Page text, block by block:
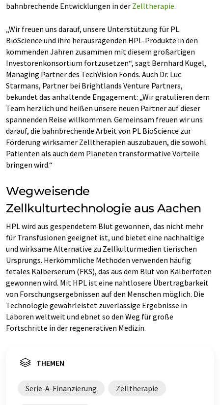
bahnbrechende Entwicklungen in der Zelltherapie.
„Wir freuen uns darauf, unsere Unterstützung für PL
BioScience und ihre herausragenden HPL-Produkte in den
kommenden Jahren zusammen mit diesem großartigen
Investorenkonsortium fortzusetzen“, sagt Bernhard Kugel,
Managing Partner des TechVision Fonds. Auch Dr. Luc
Starmans, Partner bei Brightlands Venture Partners,
bekundet das anhaltende Engagement: „Wir gratulieren dem
Team herzlich und heißen unsere neuen Partner auf dieser
spannenden Reise willkommen. Gemeinsam freuen wir uns
darauf, die bahnbrechende Arbeit von PL BioScience zur
Förderung wirksamer Zelltherapien auszubauen, die sowohl
Patienten als auch dem Planeten transformative Vorteile
bringen wird.“
Wegweisende
Zellkulturtechnologie aus Aachen
HPL wird aus gespendetem Blut gewonnen, das nicht mehr
für Transfusionen geeignet ist, und bietet eine nachhaltige
und wirksame Alternative zu Zellkulturmedien tierischen
Ursprungs. Herkömmliche Methoden verwenden häufig
fetales Kälberserum (FKS), das aus dem Blut von Kälberföten
gewonnen wird. Mit HPL ist eine nahtlosere Übertragbarkeit
von Forschungsergebnissen auf den Menschen möglich. Die
Technologie gewährleistet zuverlässige Ergebnisse in
Laboren weltweit und ebnet so den Weg für große
Fortschritte in der regenerativen Medizin.
THEMEN
Serie-A-Finanzierung Zelltherapie